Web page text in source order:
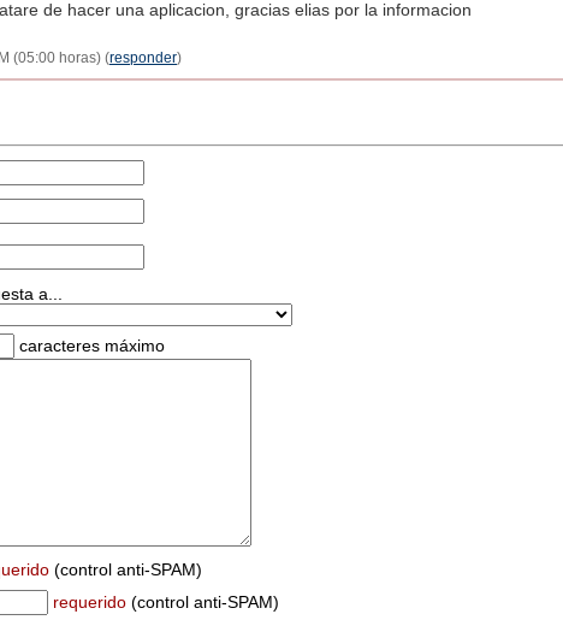
de hacer una aplicacion, gracias elias por la informacion
(05:00 horas) (responder)
a...
caracteres máximo
(control anti-SPAM)
requerido (control anti-SPAM)